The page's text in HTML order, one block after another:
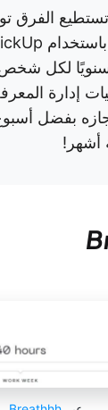
سنويًا لكل
إدارة
بفضل
أشهر!